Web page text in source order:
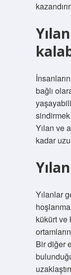
kazandırır.
bağlı
sindirmek
Yılan ve
kadar
Yılanlar
kükürt ve
Bir diğer